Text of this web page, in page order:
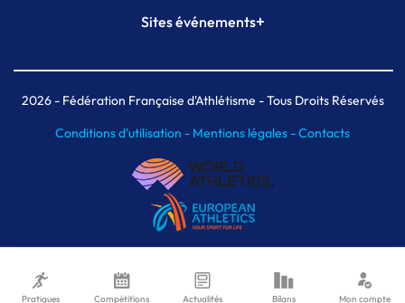
Plateforme Formation
Sites événements+
Meeting de Paris indoor
MAIF Ekiden de Paris
2026- Fédération Française d'Athlétisme - Tous Droits Réservés
Conditions d'utilisation - Mentions légales -Contacts
Pratiques Compétitions Actualités Bilans Mon compte